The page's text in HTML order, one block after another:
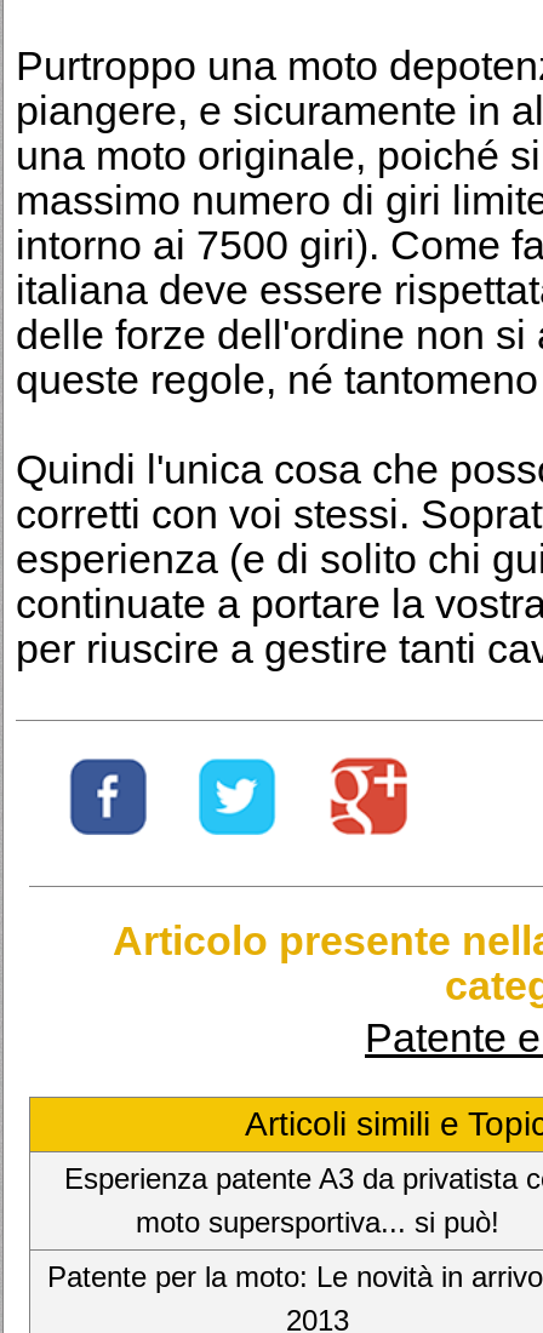
Purtroppo una moto
piangere, e sicuramente in
una moto originale, poiché
massimo numero di giri
intorno ai 7500 giri). Come
italiana deve essere
delle forze dell'ordine non
queste regole, né
Quindi l'unica cosa che
corretti con voi stessi.
esperienza (e di solito chi
continuate a portare la
per riuscire a gestire tanti
Articolo presente
Patente
Articoli simili e
Esperienza patente A3 da privatista
moto supersportiva... si può!
Patente per la moto: Le novità in
2013